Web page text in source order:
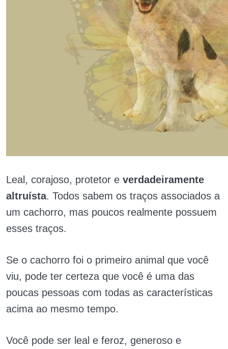
Leal, corajoso, protetor e verdadeiramente
altruísta. Todos sabem os traços associados a
um cachorro, mas poucos realmente possuem
esses traços.
Se o cachorro foi o primeiro animal que você
viu, pode ter certeza que você é uma das
poucas pessoas com todas as características
acima ao mesmo tempo.
Você pode ser leal e feroz, generoso e